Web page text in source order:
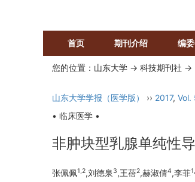
首页 期刊介绍 编
您的位置： 山东大学 -> 科技期刊社 ->
山东大学学报（医学版） ›› 2017, Vol.
• 临床医学 •
非肿块型乳腺单纯性
张佩佩1,2,刘德泉 3,王蓓2,赫淑倩4,李菲